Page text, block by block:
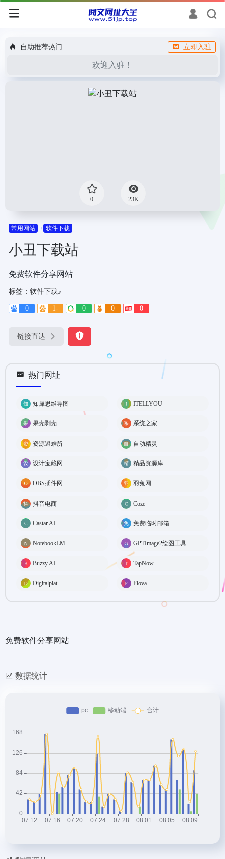
自助推荐热门 立即入驻
欢迎入驻！
0 23K
常用网站 软件下载
小丑下载站
免费软件分享网站
标签： 软件下载
0 1- 0 0 0
链接直达
热门网址
知犀思维导图 ITELLYOU
果壳剥壳 系统之家
资源避难所 自动精灵
设计宝藏网 精品资源库
OBS插件网 羽兔网
抖音电商 Coze
Castar AI 免费临时邮箱
NotebookLM GPTImage2绘图工具
Buzzy AI TapNow
Digitalplat Flova
免费软件分享网站
数据统计